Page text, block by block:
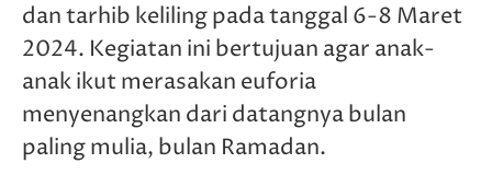
dan tarhib keliling pada tanggal 6-8 Maret
2024. Kegiatan ini bertujuan agar anak-
anak ikut merasakan euforia
menyenangkan dari datangnya bulan
paling mulia, bulan Ramadan.